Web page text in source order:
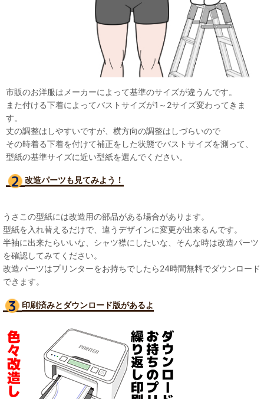
市販のお洋服はメーカーによって基準のサイズが違うんです。
また付ける下着によってバストサイズが1～2サイズ変わってきま
す。
丈の調整はしやすいですが、横方向の調整はしづらいので
その時着る下着を付けて補正をした状態でバストサイズを測って、
型紙の基準サイズに近い型紙を選んでください。
改造パーツも見てみよう！
うさこの型紙には改造用の部品がある場合があります。
型紙を入れ替えるだけで、違うデザインに変更が出来るんです。
半袖に出来たらいいな、シャツ襟にしたいな、そんな時は改造パーツ
を確認してみてください。
改造パーツはプリンターをお持ちでしたら24時間無料でダウンロード
できます。
印刷済みとダウンロード版があるよ